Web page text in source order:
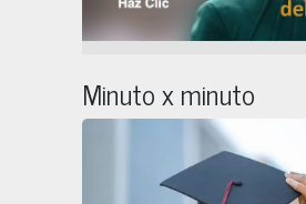
Minuto x minuto